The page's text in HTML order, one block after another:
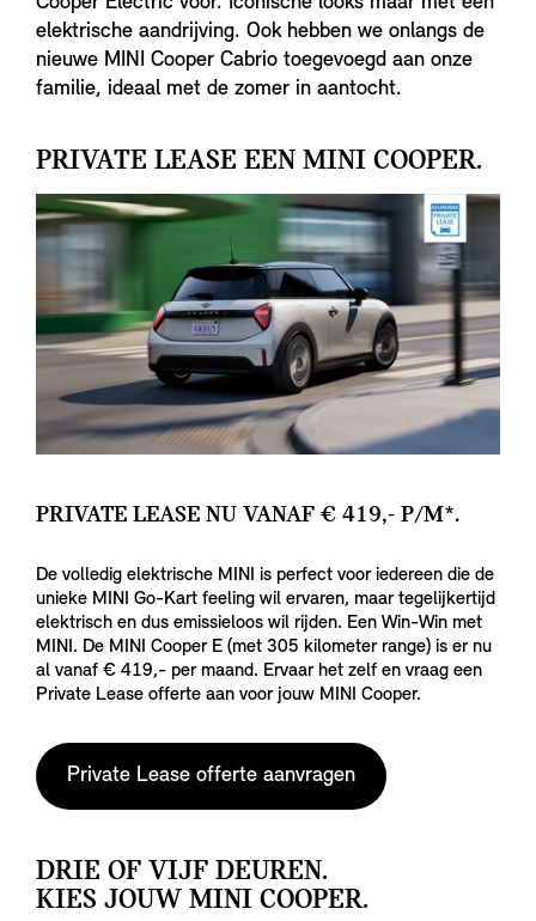
elektrische aandrijving. Ook hebben we onlangs de
nieuwe MINI Cooper Cabrio toegevoegd aan onze
familie, ideaal met de zomer in aantocht.
PRIVATE LEASE EEN MINI COOPER.
PRIVATE LEASE NU VANAF € 419,- P/M*.
De volledig elektrische MINI is perfect voor iedereen die de
unieke MINI Go-Kart feeling wil ervaren, maar tegelijkertijd
elektrisch en dus emissieloos wil rijden. Een Win-Win met
MINI. De MINI Cooper E (met 305 kilometer range) is er nu
al vanaf € 419,- per maand. Ervaar het zelf en vraag een
Private Lease offerte aan voor jouw MINI Cooper.
Private Lease offerte aanvragen
DRIE OF VIJF DEUREN.
KIES JOUW MINI COOPER.